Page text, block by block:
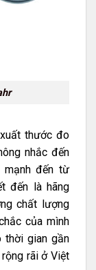
thước đo
nhắc đến
mạnh đến từ
đến là hãng
chất lượng
của mình
thời gian gần
rãi ở Việt